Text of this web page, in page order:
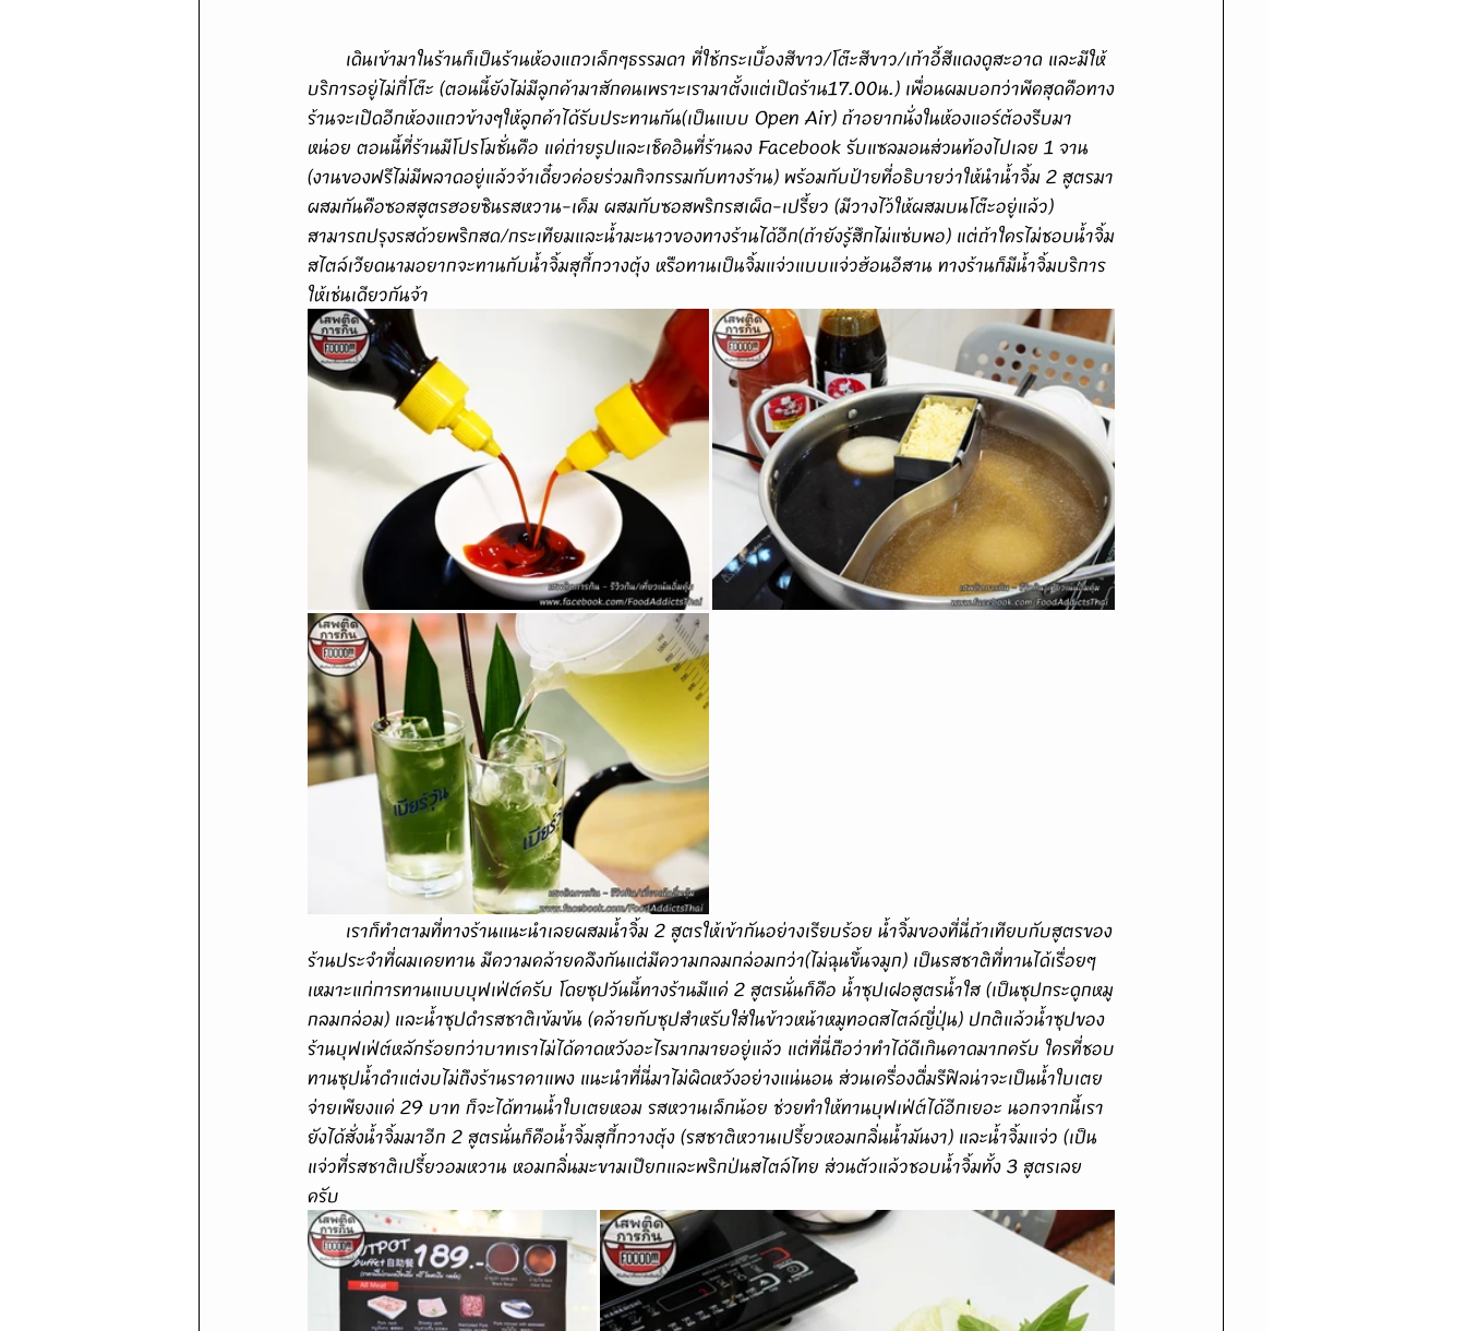
บริการอยู่ไม่กี่โต๊ะ (ตอนนี้ยังไม่มีลูกค้ามาสักคนเพราะเรามาตั้งแต่เปิดร้าน17.00น.) เพื่อนผมบอกว่าพีคสุดคือทาง
ร้านจะเปิดอีกห้องแถวข้างๆให้ลูกค้าได้รับประทานกัน(เป็นแบบ Open Air) ถ้าอยากนั่งในห้องแอร์ต้องรีบมา
หน่อย ตอนนี้ที่ร้านมีโปรโมชั่นคือ แค่ถ่ายรูปและเช็คอินที่ร้านลง Facebook รับแซลมอนส่วนท้องไปเลย 1 จาน
(งานของฟรีไม่มีพลาดอยู่แล้วจ้าเดี๋ยวค่อยร่วมกิจกรรมกับทางร้าน) พร้อมกับป้ายที่อธิบายว่าให้นำน้ำจิ้ม 2 สูตรมา
ผสมกันคือซอสสูตรฮอยซินรสหวาน-เค็ม ผสมกับซอสพริกรสเผ็ด-เปรี้ยว (มีวางไว้ให้ผสมบนโต๊ะอยู่แล้ว)
สามารถปรุงรสด้วยพริกสด/กระเทียมและน้ำมะนาวของทางร้านได้อีก(ถ้ายังรู้สึกไม่แซ่บพอ) แต่ถ้าใครไม่ชอบน้ำจิ้ม
สไตล์เวียดนามอยากจะทานกับน้ำจิ้มสุกี้กวางตุ้ง หรือทานเป็นจิ้มแจ่วแบบแจ่วฮ้อนอีสาน ทางร้านก็มีน้ำจิ้มบริการ
ให้เช่นเดียวกันจ้า
ร้านประจำที่ผมเคยทาน มีความคล้ายคลึงกันแต่มีความกลมกล่อมกว่า(ไม่ฉุนขึ้นจมูก) เป็นรสชาติที่ทานได้เรื่อยๆ
เหมาะแก่การทานแบบบุฟเฟ่ต์ครับ โดยซุปวันนี้ทางร้านมีแค่ 2 สูตรนั่นก็คือ น้ำซุปเฝอสูตรน้ำใส (เป็นซุปกระดูกหมู
กลมกล่อม) และน้ำซุปดำรสชาติเข้มข้น (คล้ายกับซุปสำหรับใส่ในข้าวหน้าหมูทอดสไตล์ญี่ปุ่น) ปกติแล้วน้ำซุปของ
ร้านบุฟเฟ่ต์หลักร้อยกว่าบาทเราไม่ได้คาดหวังอะไรมากมายอยู่แล้ว แต่ที่นี่ถือว่าทำได้ดีเกินคาดมากครับ ใครที่ชอบ
ทานซุปน้ำดำแต่งบไม่ถึงร้านราคาแพง แนะนำที่นี่มาไม่ผิดหวังอย่างแน่นอน ส่วนเครื่องดื่มรีฟิลน่าจะเป็นน้ำใบเตย
จ่ายเพียงแค่ 29 บาท ก็จะได้ทานน้ำใบเตยหอม รสหวานเล็กน้อย ช่วยทำให้ทานบุฟเฟ่ต์ได้อีกเยอะ นอกจากนี้เรา
ยังได้สั่งน้ำจิ้มมาอีก 2 สูตรนั่นก็คือน้ำจิ้มสุกี้กวางตุ้ง (รสชาติหวานเปรี้ยวหอมกลิ่นน้ำมันงา) และน้ำจิ้มแจ่ว (เป็น
แจ่วที่รสชาติเปรี้ยวอมหวาน หอมกลิ่นมะขามเปียกและพริกป่นสไตล์ไทย ส่วนตัวแล้วชอบน้ำจิ้มทั้ง 3 สูตรเลย
ครับ